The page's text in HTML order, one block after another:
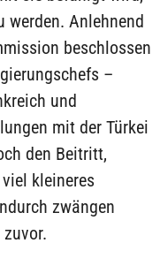
werden. Anlehnend
beschlossen
–
und
mit der Türkei
den Beitritt,
kleineres
zwängen